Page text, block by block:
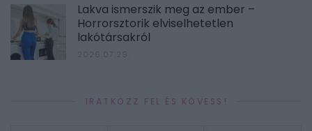
Lakva ismerszik meg az ember –
Horrorsztorik elviselhetetlen
lakótársakról
2026.07.29.
IRATKOZZ FEL ÉS KÖVESS!